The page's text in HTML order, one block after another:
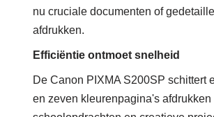
nu cruciale documenten of
afdrukken.
Efficiëntie ontmoet snelheid
De Canon PIXMA S200SP schittert
en zeven kleurenpagina's